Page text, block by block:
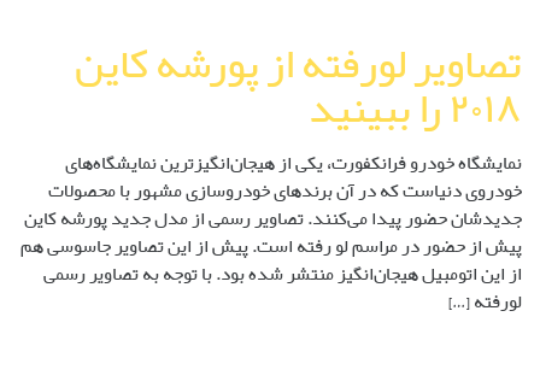
تصاویر لورفته از پورشه کاین
۲۰۱۸ را ببینید
نمایشگاه خودرو فرانکفورت، یکی از هیجان‌انگیزترین نمایشگاه‌های
خودروی دنیاست که در آن برندهای خودروسازی مشهور با محصولات
جدیدشان حضور پیدا می‌کنند. تصاویر رسمی از مدل جدید پورشه کاین
پیش از حضور در مراسم لو رفته است. پیش از این تصاویر جاسوسی هم
از این اتومبیل هیجان‌انگیز منتشر شده بود. با توجه به تصاویر رسمی
لورفته […]